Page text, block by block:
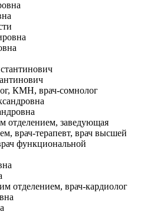
КМН, врач-сомнолог
отделением, заведующая
врач-терапевт, врач высшей
функциональной
отделением, врач-кардиолог